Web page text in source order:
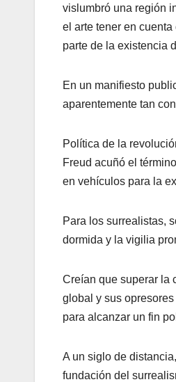
vislumbró una región
el arte tener en
parte de la existencia
En un manifiesto
aparentemente tan
Política de la
Freud acuñó el
en vehículos para la
Para los surrealistas,
dormida y la vigilia
Creían que superar la
global y sus
para alcanzar un fin
A un siglo de
fundación del